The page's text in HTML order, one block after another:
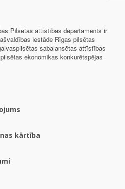
Pilsētas attīstības departaments ir
iestāde Rīgas pilsētas
sabalansētas attīstības
ekonomikas konkurētspējas
kārtība